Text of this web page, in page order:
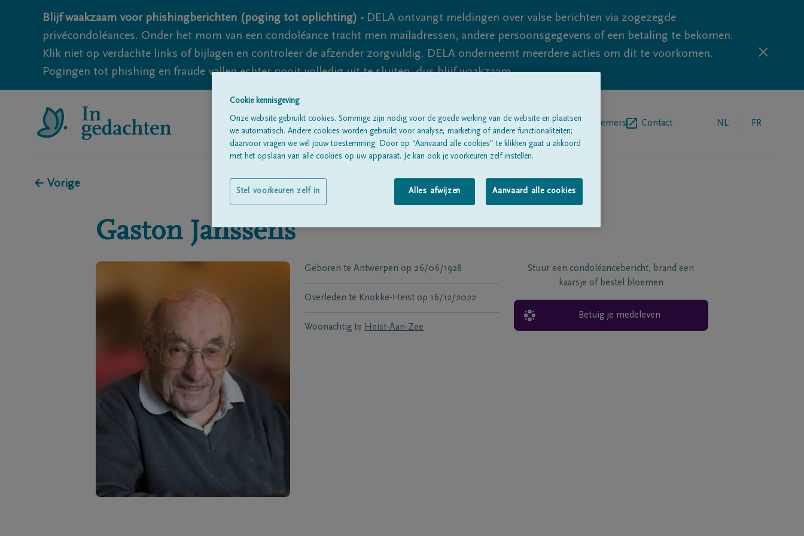
Blijf waakzaam voor phishingberichten (poging tot oplichting) - DELA ontvangt meldingen over valse berichten via zogezegde
privécondoléances. Onder het mom van een condoléance tracht men mailadressen, andere persoonsgegevens of een betaling te bekomen.
Klik niet op verdachte links of bijlagen en controleer de afzender zorgvuldig. DELA onderneemt meerdere acties om dit te voorkomen.
Pogingen tot phishing en fraude vallen echter nooit volledig uit te sluiten, dus blijf waakzaam.
Alle rouwberichtenOver onsBegrafenisondernemers Contact NL FR
← Vorige
Gaston Janssens
Geboren te Antwerpen op 26/06/1928
Overleden te Knokke-Heist op 16/12/2022
Woonachtig te Heist-Aan-Zee
Stuur een condoléancebericht, brand een
kaarsje of bestel bloemen
Betuig je medeleven
Cookie kennisgeving
Onze website gebruikt cookies. Sommige zijn nodig voor de goede werking van de website en plaatsen
we automatisch. Andere cookies worden gebruikt voor analyse, marketing of andere functionaliteiten;
daarvoor vragen we wél jouw toestemming. Door op “Aanvaard alle cookies” te klikken gaat u akkoord
met het opslaan van alle cookies op uw apparaat. Je kan ook je voorkeuren zelf instellen.
Alles afwijzen Aanvaard alle cookies
Stel voorkeuren zelf in